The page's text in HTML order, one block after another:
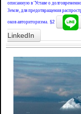
описанную в 'Уставе о
Земле, для предотвращения
оков авториторизма. §2
LinkedIn